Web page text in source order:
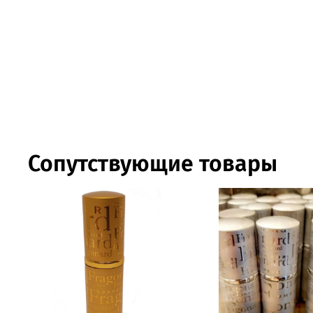
Сопутствующие товары